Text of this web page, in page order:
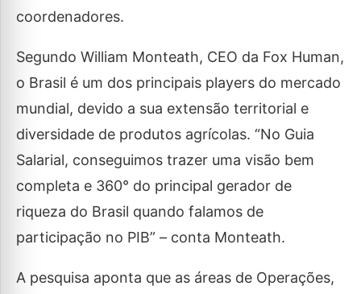
coordenadores.
Segundo William Monteath, CEO da Fox Human,
o Brasil é um dos principais players do mercado
mundial, devido a sua extensão territorial e
diversidade de produtos agrícolas. “No Guia
Salarial, conseguimos trazer uma visão bem
completa e 360° do principal gerador de
riqueza do Brasil quando falamos de
participação no PIB” – conta Monteath.
A pesquisa aponta que as áreas de Operações,